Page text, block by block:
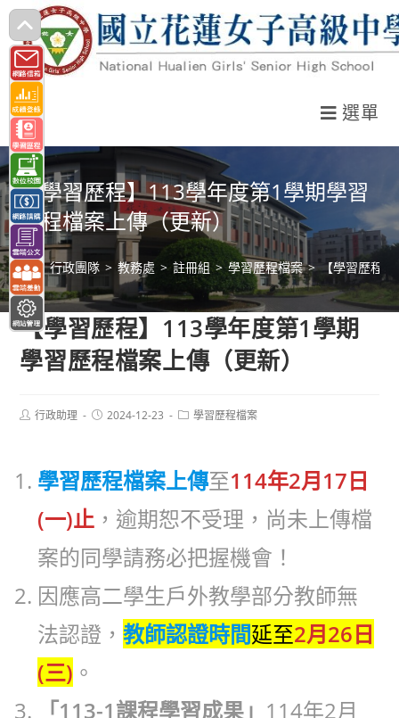
跳
轉
至
主
要
內
容
選單
【學習歷程】113學年度第1學期學習
歷程檔案上傳（更新）
> 行政團隊 > 教務處 > 註冊組 > 學習歷程檔案 > 【學習歷程
【學習歷程】113學年度第1學期
學習歷程檔案上傳（更新）
Post行政助理
Post2024-12-23
Post學習歷程檔案
學習歷程檔案上傳至114年2月17日
(一)止 ，逾期恕不受理，尚未上傳檔
案的同學請務必把握機會！
因應高二學生戶外教學部分教師無
法認證，教師認證時間延至2月26日
(三) 。
「113-1課程學習成果」 114年2月